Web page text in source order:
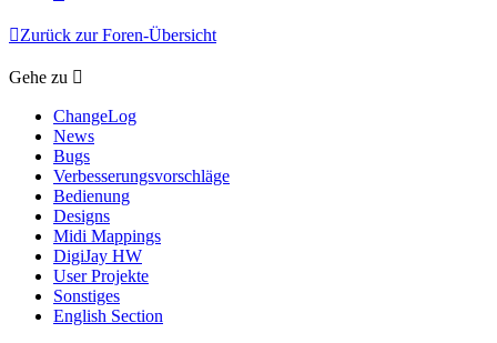
Zurück zur Foren-Übersicht
Gehe zu
ChangeLog
News
Bugs
Verbesserungsvorschläge
Bedienung
Designs
Midi Mappings
DigiJay HW
User Projekte
Sonstiges
English Section